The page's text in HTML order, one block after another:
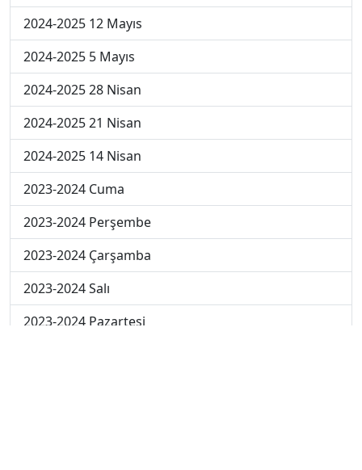
2024-2025 12 Mayıs
2024-2025 5 Mayıs
2024-2025 28 Nisan
2024-2025 21 Nisan
2024-2025 14 Nisan
2023-2024 Cuma
2023-2024 Perşembe
2023-2024 Çarşamba
2023-2024 Salı
2023-2024 Pazartesi